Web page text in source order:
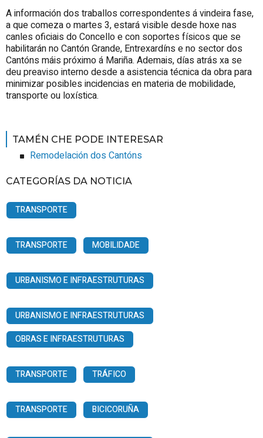
A información dos traballos correspondentes á vindeira fase,
a que comeza o martes 3, estará visible desde hoxe nas
canles oficiais do Concello e con soportes físicos que se
habilitarán no Cantón Grande, Entrexardíns e no sector dos
Cantóns máis próximo á Mariña. Ademais, días atrás xa se
deu preaviso interno desde a asistencia técnica da obra para
minimizar posibles incidencias en materia de mobilidade,
transporte ou loxística.
TAMÉN CHE PODE INTERESAR
Remodelación dos Cantóns
CATEGORÍAS DA NOTICIA
TRANSPORTE
TRANSPORTE MOBILIDADE
URBANISMO E INFRAESTRUTURAS
URBANISMO E INFRAESTRUTURAS
OBRAS E INFRAESTRUTURAS
TRANSPORTE TRÁFICO
TRANSPORTE BICICORUÑA